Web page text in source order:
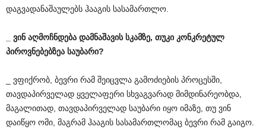
დაგვადანაშაულებს ჰააგის სასამართლო.
ვინ აღმოჩნდება დამნაშავის სკამზე, თუკი კონკრეტულ
პიროვნებებზეა საუბარი?
_ ვფიქრობ, ბევრი რამ შეიცვლა გამოძიების პროცესში,
თავდაპირველად ყველაფერი სხვაგვარად მიმდინარეობდა,
მაგალითად, თავდაპირველად საუბარი იყო იმაზე, თუ ვინ
დაიწყო ომი, მაგრამ ჰააგის სასამართლომაც ბევრი რამ გაიგო.